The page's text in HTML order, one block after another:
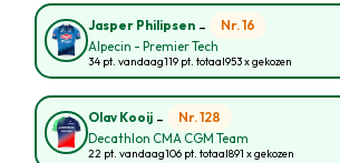
Jasper Philipsen - Nr. 16
Alpecin - Premier Tech
34 pt. vandaag119 pt. totaal953 x gekozen
Olav Kooij - Nr. 128
Decathlon CMA CGM Team
22 pt. vandaag106 pt. totaal891 x gekozen